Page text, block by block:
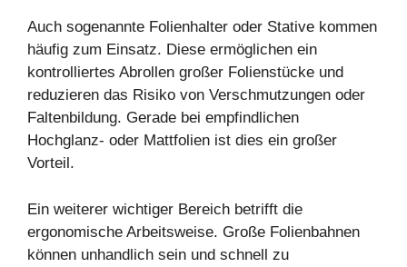
Auch sogenannte Folienhalter oder Stative kommen
häufig zum Einsatz. Diese ermöglichen ein
kontrolliertes Abrollen großer Folienstücke und
reduzieren das Risiko von Verschmutzungen oder
Faltenbildung. Gerade bei empfindlichen
Hochglanz- oder Mattfolien ist dies ein großer
Vorteil.
Ein weiterer wichtiger Bereich betrifft die
ergonomische Arbeitsweise. Große Folienbahnen
können unhandlich sein und schnell zu